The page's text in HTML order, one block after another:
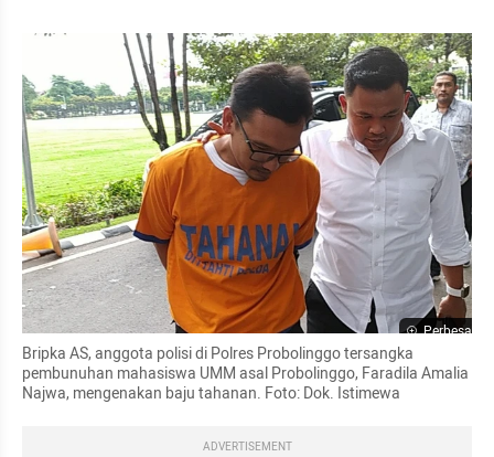
Perbesar
Bripka AS, anggota polisi di Polres Probolinggo tersangka
pembunuhan mahasiswa UMM asal Probolinggo, Faradila Amalia
Najwa, mengenakan baju tahanan. Foto: Dok. Istimewa
ADVERTISEMENT